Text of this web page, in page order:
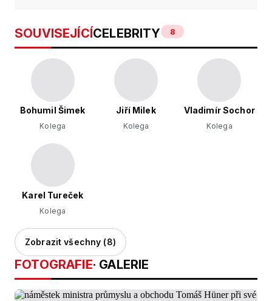
SOUVISEJÍCÍCELEBRITY 8
Bohumil Šimek
Kolega
Jiří Milek
Kolega
Vladimír Sochor
Kolega
Karel Tureček
Kolega
Zobrazit všechny (8)
FOTOGRAFIE· GALERIE